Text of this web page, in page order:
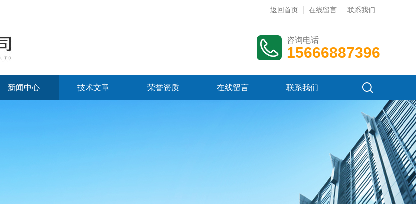
返回首页 在线留言 联系我们
咨询电话
15666887396
新闻中心 技术文章 荣誉资质 在线留言 联系我们